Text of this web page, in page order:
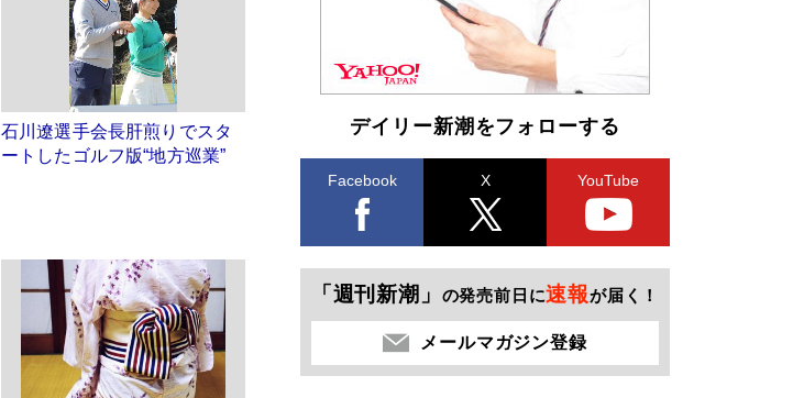
石川遼選手会長肝煎りでスタ
ートしたゴルフ版“地方巡業”
デイリー新潮をフォローする
Facebook X YouTube
「週刊新潮」 の発売前日に速報が届く！
メールマガジン登録